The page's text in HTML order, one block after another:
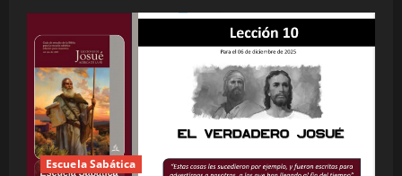
Escuela Sabática